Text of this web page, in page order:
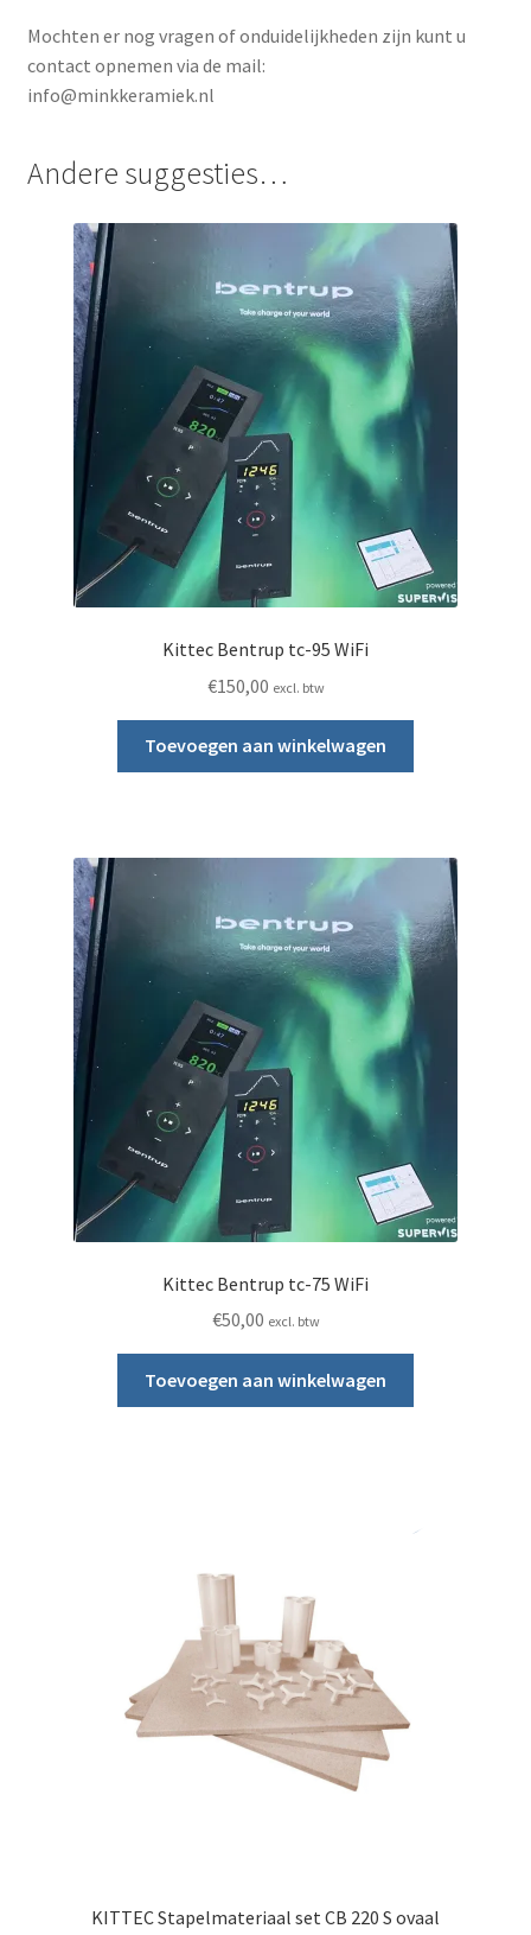
Mochten er nog vragen of onduidelijkheden zijn kunt u
contact opnemen via de mail:
info@minkkeramiek.nl
Andere suggesties…
Kittec Bentrup tc-95 WiFi
€150,00 excl. btw
Toevoegen aan winkelwagen
Kittec Bentrup tc-75 WiFi
€50,00 excl. btw
Toevoegen aan winkelwagen
KITTEC Stapelmateriaal set CB 220 S ovaal